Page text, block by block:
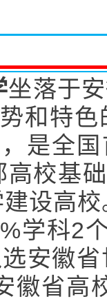
坐落于
和特
是全
高校基
设高
科2个
安徽
徽省高